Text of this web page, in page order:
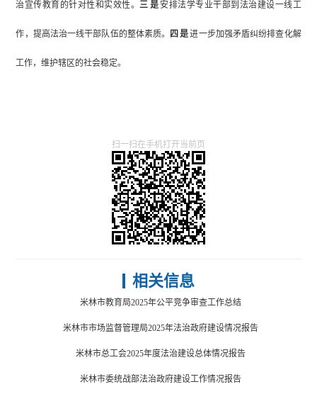
治宣传教育的针对性和实效性。 三是安排法学专业干部到法治建设一线工
作，提高法治一线干部队伍的整体素质。 四是进一步加强矛盾纠纷排查化解
工作，维护辖区的社会稳定。
扫一扫在手机打开当前页
相关信息
米林市教育局2025年公平竞争审查工作总结
米林市市场监督管理局2025年法治政府建设情况报告
米林市总工会2025年度法治建设总体情况报告
米林市委统战部法治政府建设工作情况报告